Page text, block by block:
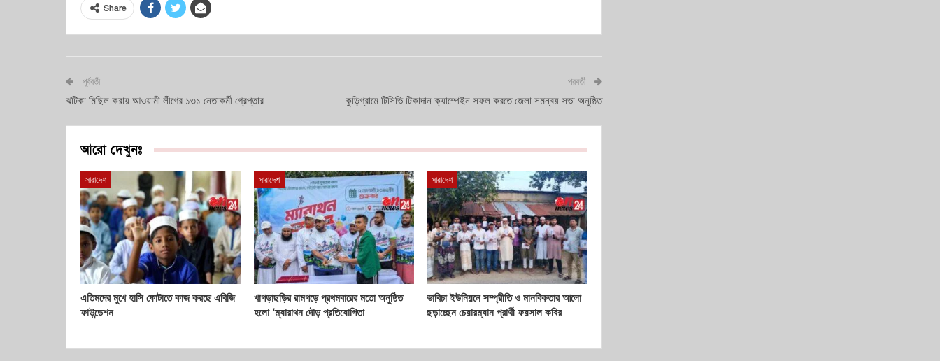
Share
পূর্ববর্তী
ঝটিকা মিছিল করায় আওয়ামী লীগের ১৩১ নেতাকর্মী গ্রেপ্তার
পরবর্তী
কুড়িগ্রামে টিসিভি টিকাদান ক্যাম্পেইন সফল করতে জেলা সমন্বয় সভা অনুষ্ঠিত
আরো দেখুনঃ
সারাদেশ
এতিমদের মুখে হাসি ফোটাতে কাজ করছে এবিজি
ফাউন্ডেশন
সারাদেশ
খাগড়াছড়ির রামগড়ে প্রথমবারের মতো অনুষ্ঠিত
হলো ‘ম্যারাথন দৌড় প্রতিযোগিতা
সারাদেশ
ভাবিচা ইউনিয়নে সম্প্রীতি ও মানবিকতার আলো
ছড়াচ্ছেন চেয়ারম্যান প্রার্থী ফয়সাল কবির